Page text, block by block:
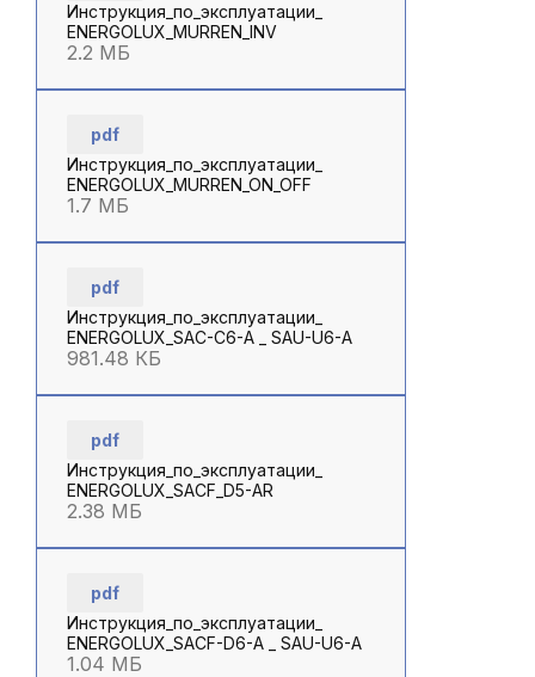
Инструкция_по_эксплуатации_
ENERGOLUX_MURREN_INV
2.2 МБ
pdf
Инструкция_по_эксплуатации_
ENERGOLUX_MURREN_ON_OFF
1.7 МБ
pdf
Инструкция_по_эксплуатации_
ENERGOLUX_SAC-C6-A _ SAU-U6-A
981.48 КБ
pdf
Инструкция_по_эксплуатации_
ENERGOLUX_SACF_D5-AR
2.38 МБ
pdf
Инструкция_по_эксплуатации_
ENERGOLUX_SACF-D6-A _ SAU-U6-A
1.04 МБ